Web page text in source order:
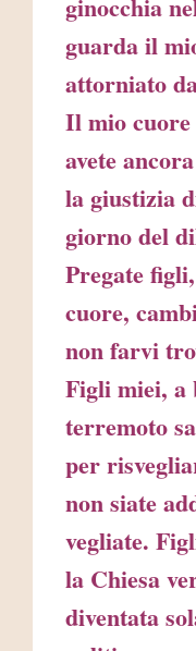
ginocchia
guarda il
attorniato
Il mio cuore
avete
la giustizia
giorno del
Pregate
cuore,
non farvi
Figli miei, a
terremoto
per
non siate
vegliate.
la Chiesa
diventata